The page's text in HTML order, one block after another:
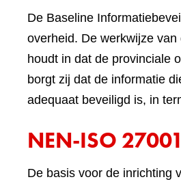
De Baseline
overheid. De werkwijze
houdt in dat de provinciale
borgt zij dat de informatie
adequaat beveiligd is, in
NEN-ISO 27001
De basis voor de inrichting